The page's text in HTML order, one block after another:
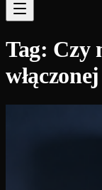
Tag: Czy